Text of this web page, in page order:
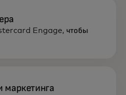
Engage, чтобы
маркетинга